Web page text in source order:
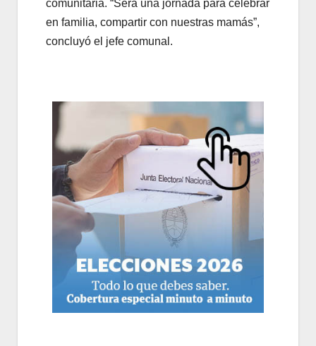
comunitaria. “Será una jornada para celebrar
en familia, compartir con nuestras mamás”,
concluyó el jefe comunal.